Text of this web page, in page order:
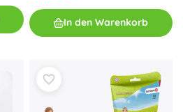
In den Warenkorb